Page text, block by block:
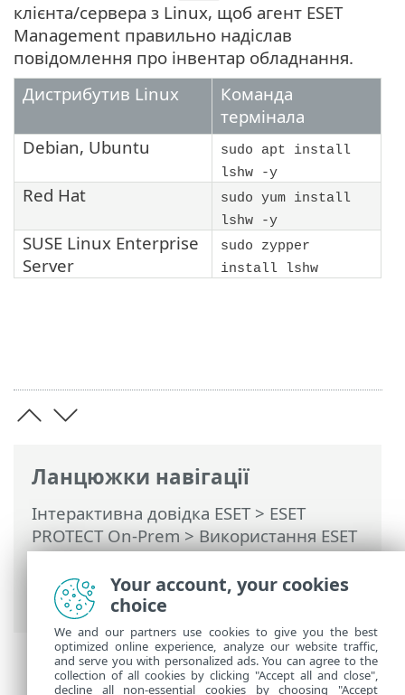
Ланцюжки навігації
Інтерактивна довідка ESET> ESET
PROTECT On-Prem>Використання ESET
PROTECT On-Prem>ESET PROTECT On-
Prem Головне меню>Звіти>
Підтримуване обладнання
клієнта/сервера з Linux, щоб агент ESET
Management правильно надіслав
повідомлення про інвентар обладнання.
Дистрибутив Linux
Команда
термінала
Debian, Ubuntu
sudo apt install
lshw -y
Red Hat
sudo yum install
lshw -y
SUSE Linux Enterprise
Server
sudo zypper
install lshw
Your account, your cookies
choice
We and our partners use cookies to give you the best
optimized online experience, analyze our website traffic,
and serve you with personalized ads. You can agree to the
collection of all cookies by clicking "Accept all and close",
decline all non-essential cookies by choosing "Accept